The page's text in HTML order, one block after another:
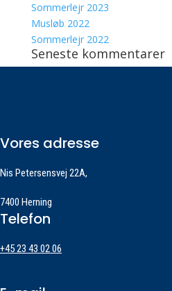
Sommerlejr 2023
Musløb 2022
Sommerlejr 2022
Seneste kommentarer
Vores adresse
Nis Petersensvej 22A,
7400 Herning
Telefon
+45 23 43 02 06